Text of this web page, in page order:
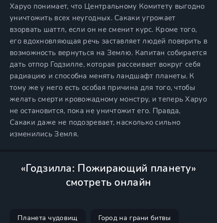
Харуо понимает, что Центральному Комитету выгодно
уничтожить всех неугодных. Сакаки угрожает
взорвать шаттл, если он не сменит курс. Кроме того,
его вдохновляющая речь заставляет людей поверить в
возможность вернуться на Землю. Капитан собирается
дать отпор Годзилле, которая рассеивает вокруг себя
радиацию и способна менять ландшафт планеты. К
тому же у него есть особая причина для того, чтобы
желать смерти кровожадному монстру, и теперь Харуо
не остановится, пока не уничтожит его. Правда,
Сакаки даже не подозревает, насколько сильно
изменились Земля.
«Годзилла: Пожирающий планету»
смотреть онлайн
Планета чудовищ
Город на грани битвы